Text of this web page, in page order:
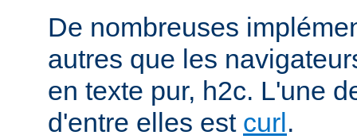
De nombreuses
autres que les
en texte pur, h2c. L'une
d'entre elles est curl.